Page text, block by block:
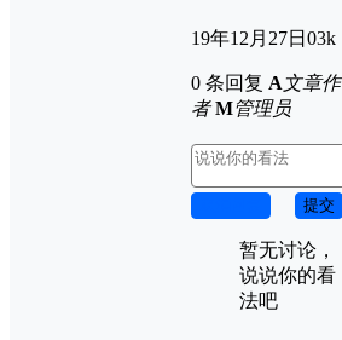
19年12月27日 03k
0 条回复 A文章作
者 M管理员
提交
暂无讨论，
说说你的看
法吧